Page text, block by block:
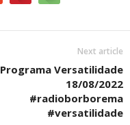
Next article
Programa Versatilidade
18/08/2022
#radioborborema
#versatilidade